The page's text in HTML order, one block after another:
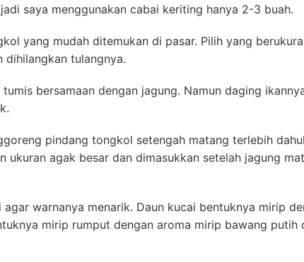
saya menggunakan cabai keriting hanya 2-3 buah.
yang mudah ditemukan di pasar. Pilih yang
dihilangkan tulangnya.
bersamaan dengan jagung. Namun daging
pindang tongkol setengah matang terlebih
ukuran agak besar dan dimasukkan setelah jagung
warnanya menarik. Daun kucai bentuknya mirip
mirip rumput dengan aroma mirip bawang putih